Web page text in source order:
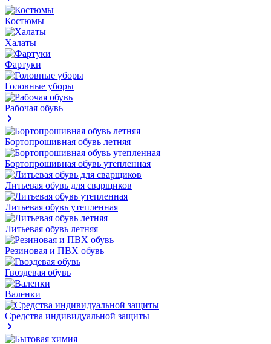
Костюмы
Халаты
Фартуки
Головные уборы
Рабочая обувь
Бортопрошивная обувь летняя
Бортопрошивная обувь утепленная
Литьевая обувь для сварщиков
Литьевая обувь утепленная
Литьевая обувь летняя
Резиновая и ПВХ обувь
Гвоздевая обувь
Валенки
Средства индивидуальной защиты